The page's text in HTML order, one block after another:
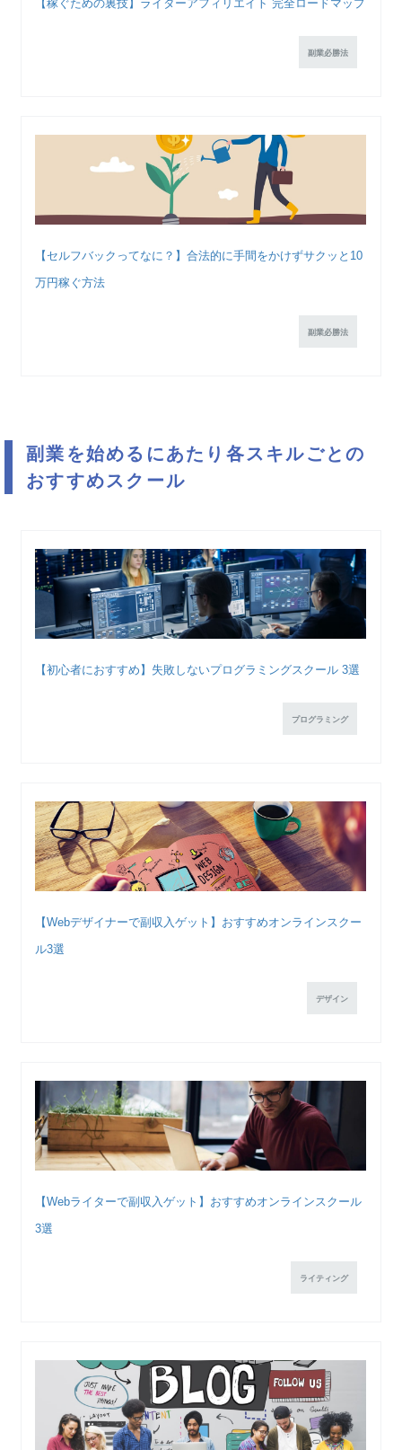
【稼ぐための裏技】ライターアフィリエイト 完全ロードマップ
副業必勝法
【セルフバックってなに？】合法的に手間をかけずサクッと10
万円稼ぐ方法
副業必勝法
副業を始めるにあたり各スキルごとの
おすすめスクール
【初心者におすすめ】失敗しないプログラミングスクール 3選
プログラミング
【Webデザイナーで副収入ゲット】おすすめオンラインスクー
ル3選
デザイン
【Webライターで副収入ゲット】おすすめオンラインスクール
3選
ライティング